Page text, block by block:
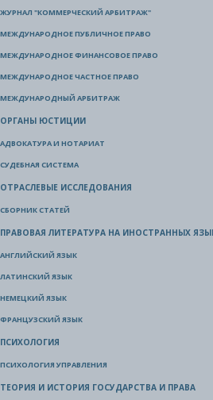
ЖУРНАЛ "КОММЕРЧЕСКИЙ АРБИТРАЖ"
МЕЖДУНАРОДНОЕ ПУБЛИЧНОЕ ПРАВО
МЕЖДУНАРОДНОЕ ФИНАНСОВОЕ ПРАВО
МЕЖДУНАРОДНОЕ ЧАСТНОЕ ПРАВО
МЕЖДУНАРОДНЫЙ АРБИТРАЖ
ОРГАНЫ ЮСТИЦИИ
АДВОКАТУРА И НОТАРИАТ
СУДЕБНАЯ СИСТЕМА
ОТРАСЛЕВЫЕ ИССЛЕДОВАНИЯ
СБОРНИК СТАТЕЙ
ПРАВОВАЯ ЛИТЕРАТУРА НА ИНОСТРАННЫХ
АНГЛИЙСКИЙ ЯЗЫК
ЛАТИНСКИЙ ЯЗЫК
НЕМЕЦКИЙ ЯЗЫК
ФРАНЦУЗСКИЙ ЯЗЫК
ПСИХОЛОГИЯ
ПСИХОЛОГИЯ УПРАВЛЕНИЯ
ТЕОРИЯ И ИСТОРИЯ ГОСУДАРСТВА И ПРАВА